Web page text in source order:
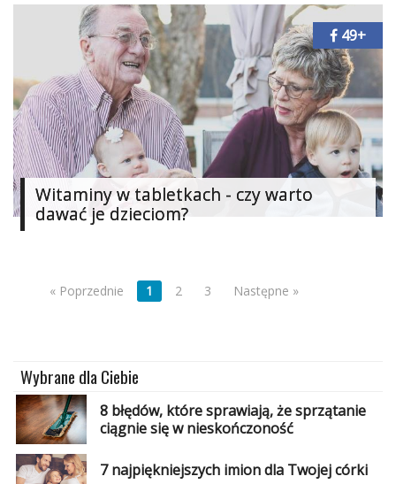
Witaminy w tabletkach - czy warto
dawać je dzieciom?
49+
« Poprzednie 1 2 3 Następne »
Wybrane dla Ciebie
8 błędów, które sprawiają, że sprzątanie
ciągnie się w nieskończoność
7 najpiękniejszych imion dla Twojej córki